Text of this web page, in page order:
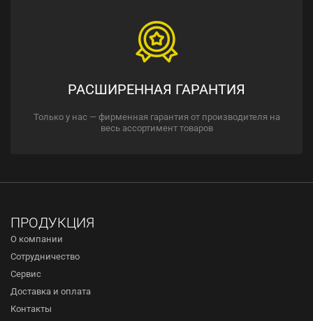
РАСШИРЕННАЯ ГАРАНТИЯ
Только у нас — фирменная гарантия от производителя на
весь ассортимент товаров
ПРОДУКЦИЯ
О компании
Сотрудничество
Сервис
Доставка и оплата
Контакты